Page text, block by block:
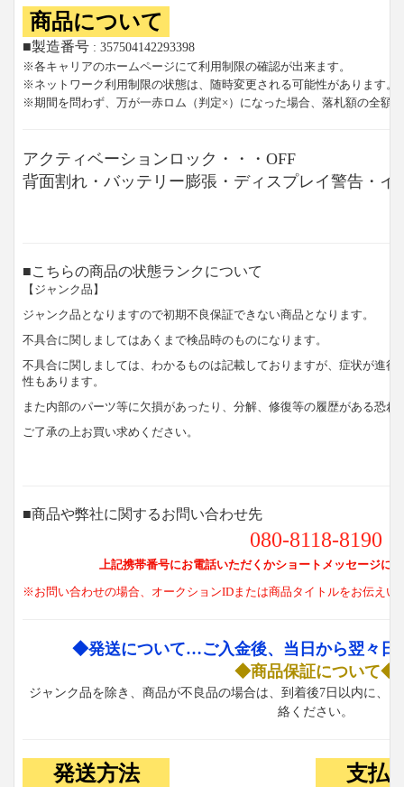
商品について
■製造番号 : 357504142293398
※各キャリアのホームページにて利用制限の確認が出来ます。
※ネットワーク利用制限の状態は、随時変更される可能性があります。
※期間を問わず、万が一赤ロム（判定×）になった場合、落札額の全額
アクティベーションロック・・・OFF
背面割れ・バッテリー膨張・ディスプレイ警告・イ
■こちらの商品の状態ランクについて
【ジャンク品】
ジャンク品となりますので初期不良保証できない商品となります。
不具合に関しましてはあくまで検品時のものになります。
不具合に関しましては、わかるものは記載しておりますが、症状が進
性もあります。
また内部のパーツ等に欠損があったり、分解、修復等の履歴がある恐れ
ご了承の上お買い求めください。
■商品や弊社に関するお問い合わせ先
080-8118-8190
上記携帯番号にお電話いただくかショートメッセージに
※お問い合わせの場合、オークションIDまたは商品タイトルをお伝えい
◆発送について…ご入金後、当日から翌々日
◆商品保証について◆
ジャンク品を除き、商品が不良品の場合は、到着後7日以内に、
絡ください。
発送方法 支払